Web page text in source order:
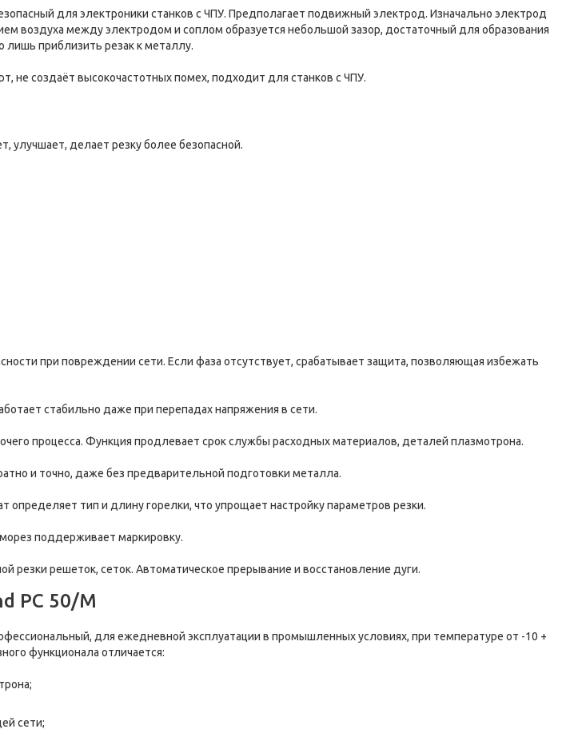
для электроники станков с ЧПУ. Предполагает подвижный электрод. Изначально электрод
воздуха между электродом и соплом образуется небольшой зазор, достаточный для образования
приблизить резак к металлу.
не создаёт высокочастотных помех, подходит для станков с ЧПУ.
улучшает, делает резку более безопасной.
при повреждении сети. Если фаза отсутствует, срабатывает защита, позволяющая избежать
стабильно даже при перепадах напряжения в сети.
процесса. Функция продлевает срок службы расходных материалов, деталей плазмотрона.
и точно, даже без предварительной подготовки металла.
определяет тип и длину горелки, что упрощает настройку параметров резки.
поддерживает маркировку.
резки решеток, сеток. Автоматическое прерывание и восстановление дуги.
PC 50/М
для ежедневной эксплуатации в промышленных условиях, при температуре от -10 +
функционала отличается:
сети;